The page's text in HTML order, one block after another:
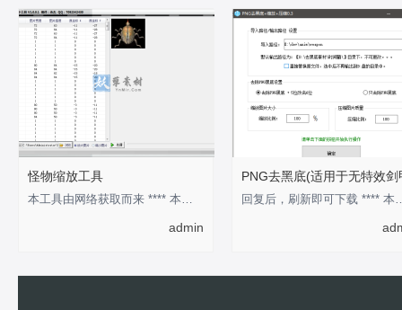
怪物缩放工具
本工具由网络获取而来 **** 本内容被作者隐藏 ****
admin
PNG去黑底(适用于无特效剑
回复后，刷新即可